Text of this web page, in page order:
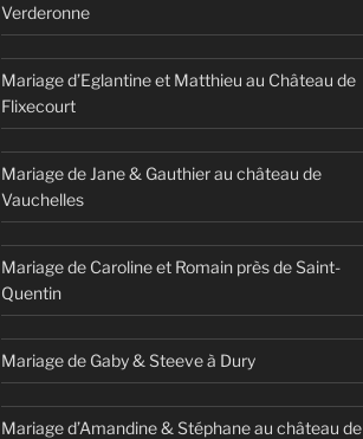
Verderonne
Mariage d’Eglantine et Matthieu au Château de
Flixecourt
Mariage de Jane & Gauthier au château de
Vauchelles
Mariage de Caroline et Romain près de Saint-
Quentin
Mariage de Gaby & Steeve à Dury
Mariage d’Amandine & Stéphane au château de